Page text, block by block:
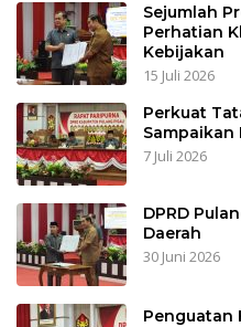
Sejumlah
Perhatian
Kebijakan
15 Juli 2026
Perkuat
Sampaikan
7 Juli 2026
DPRD
Daerah
30 Juni 2026
Penguatan